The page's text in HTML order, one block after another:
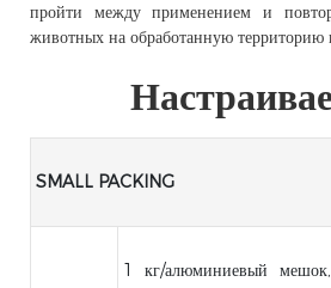
пройти между применением и
животных на обработанную территорию
SMALL PACKING
1 кг/алюминиевый